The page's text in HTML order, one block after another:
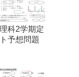
科2学期定
予想問題